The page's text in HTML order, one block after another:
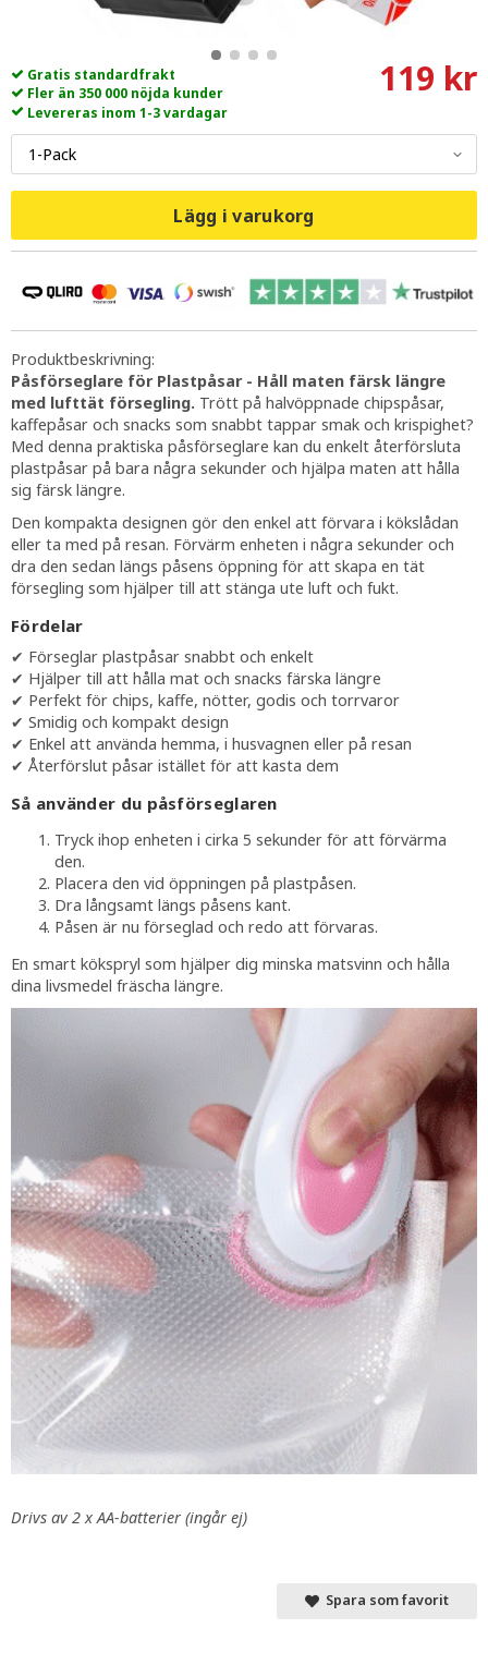
Gratis standardfrakt
Fler än 350 000 nöjda kunder
Levereras inom 1-3 vardagar
119 kr
Lägg i varukorg
Produktbeskrivning:
Påsförseglare för Plastpåsar - Håll maten färsk längre
med lufttät försegling. Trött på halvöppnade chipspåsar,
kaffepåsar och snacks som snabbt tappar smak och krispighet?
Med denna praktiska påsförseglare kan du enkelt återförsluta
plastpåsar på bara några sekunder och hjälpa maten att hålla
sig färsk längre.
Den kompakta designen gör den enkel att förvara i kökslådan
eller ta med på resan. Förvärm enheten i några sekunder och
dra den sedan längs påsens öppning för att skapa en tät
försegling som hjälper till att stänga ute luft och fukt.
Fördelar
✔ Förseglar plastpåsar snabbt och enkelt
✔ Hjälper till att hålla mat och snacks färska längre
✔ Perfekt för chips, kaffe, nötter, godis och torrvaror
✔ Smidig och kompakt design
✔ Enkel att använda hemma, i husvagnen eller på resan
✔ Återförslut påsar istället för att kasta dem
Så använder du påsförseglaren
Tryck ihop enheten i cirka 5 sekunder för att förvärma
den.
Placera den vid öppningen på plastpåsen.
Dra långsamt längs påsens kant.
Påsen är nu förseglad och redo att förvaras.
En smart kökspryl som hjälper dig minska matsvinn och hålla
dina livsmedel fräscha längre.
Drivs av 2 x AA-batterier (ingår ej)
Spara som favorit